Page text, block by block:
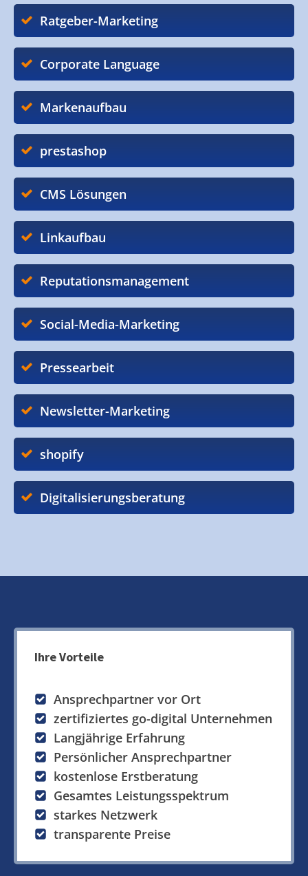
Ratgeber-Marketing
Corporate Language
Markenaufbau
prestashop
CMS Lösungen
Linkaufbau
Reputationsmanagement
Social-Media-Marketing
Pressearbeit
Newsletter-Marketing
shopify
Digitalisierungsberatung
Ihre Vorteile
Ansprechpartner vor Ort
zertifiziertes go-digital Unternehmen
Langjährige Erfahrung
Persönlicher Ansprechpartner
kostenlose Erstberatung
Gesamtes Leistungsspektrum
starkes Netzwerk
transparente Preise